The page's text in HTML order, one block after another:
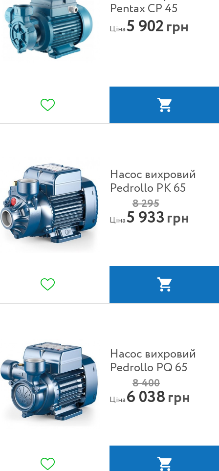
Pentax CP 45
Ціна5 902грн
Насос вихровий
Pedrollo PK 65
Ціна
8 295
5 933грн
Насос вихровий
Pedrollo PQ 65
Ціна
8 400
6 038грн